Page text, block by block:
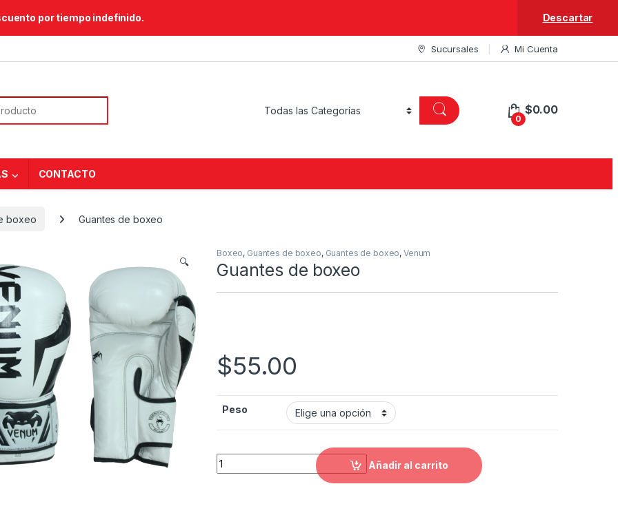
por tiempo indefinido. Descartar
Sucursales Mi Cuenta
0
$0.00
CONTACTO
boxeo Guantes de boxeo
🔍
Boxeo, Guantes de boxeo, Guantes de boxeo,Venum
Guantes de boxeo
$55.00
Peso
Guantes de boxeo quantity
Añadir al carrito